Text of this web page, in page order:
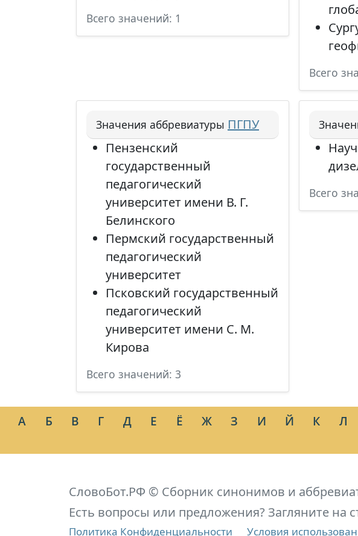
Всего значений: 1
Всего
Значения аббревиатуры ПГПУ
Пензенский
государственный
педагогический
университет имени В. Г.
Белинского
Пермский государственный
педагогический
университет
Псковский государственный
педагогический
университет имени С. М.
Кирова
Всего значений: 3
Всего
А Б В Г Д Е Ё Ж З И Й К Л
СловоБот.РФ © Сборник синонимов и
Есть вопросы или предложения? Загляните на
Политика Конфиденциальности Условия